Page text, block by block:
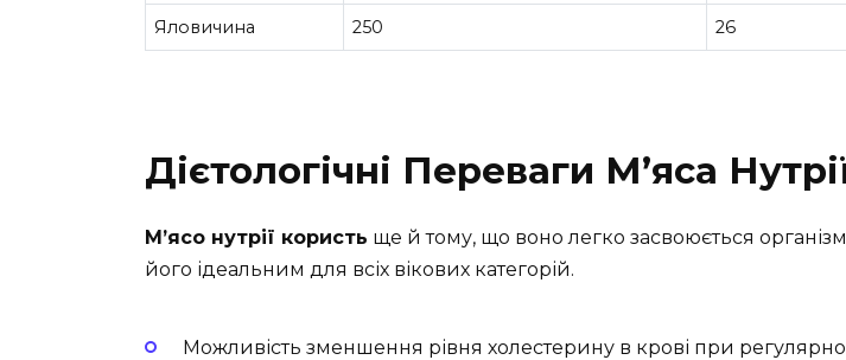
Яловичина 250 26
Дієтологічні Переваги М’яса
М’ясо нутрії користь ще й тому, що воно легко засвоюється
його ідеальним для всіх вікових категорій.
Можливість зменшення рівня холестерину в крові при